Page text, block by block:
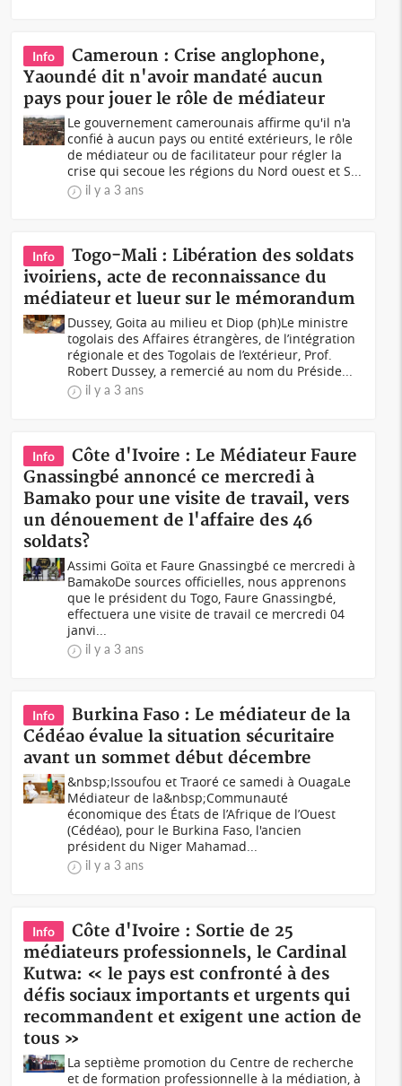
Info
Cameroun : Crise anglophone,
Yaoundé dit n'avoir mandaté aucun
pays pour jouer le rôle de médiateur
Le gouvernement camerounais affirme qu'il n'a
confié à aucun pays ou entité extérieurs, le rôle
de médiateur ou de facilitateur pour régler la
crise qui secoue les régions du Nord ouest et S...
il y a 3 ans
Info
Togo-Mali : Libération des soldats
ivoiriens, acte de reconnaissance du
médiateur et lueur sur le mémorandum
Dussey, Goita au milieu et Diop (ph)Le ministre
togolais des Affaires étrangères, de l’intégration
régionale et des Togolais de l’extérieur, Prof.
Robert Dussey, a remercié au nom du Préside...
il y a 3 ans
Info
Côte d'Ivoire : Le Médiateur Faure
Gnassingbé annoncé ce mercredi à
Bamako pour une visite de travail, vers
un dénouement de l'affaire des 46
soldats?
Assimi Goïta et Faure Gnassingbé ce mercredi à
Bamako De sources officielles, nous apprenons
que le président du Togo, Faure Gnassingbé,
effectuera une visite de travail ce mercredi 04
janvi...
il y a 3 ans
Info
Burkina Faso : Le médiateur de la
Cédéao évalue la situation sécuritaire
avant un sommet début décembre
&nbsp;Issoufou et Traoré ce samedi à Ouaga Le
Médiateur de la&nbsp;Communauté
économique des États de l’Afrique de l’Ouest
(Cédéao), pour le Burkina Faso, l'ancien
président du Niger Mahamad...
il y a 3 ans
Info
Côte d'Ivoire : Sortie de 25
médiateurs professionnels, le Cardinal
Kutwa: « le pays est confronté à des
défis sociaux importants et urgents qui
recommandent et exigent une action de
tous »
La septième promotion du Centre de recherche
et de formation professionnelle à la médiation, à